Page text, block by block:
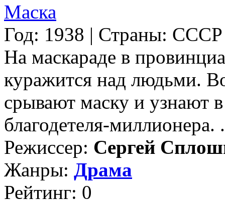
Маска
Год: 1938 | Страны: СССР
На маскараде в
куражится над людьми.
срывают маску и узнают
благодетеля-миллионера.
Режиссер: Сергей
Жанры: Драма
Рейтинг: 0